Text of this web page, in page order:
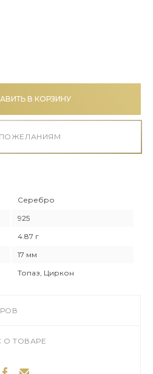
В КОРЗИНУ
Серебро
925
4.87 г
17 мм
Топаз, Циркон
О ТОВАРЕ